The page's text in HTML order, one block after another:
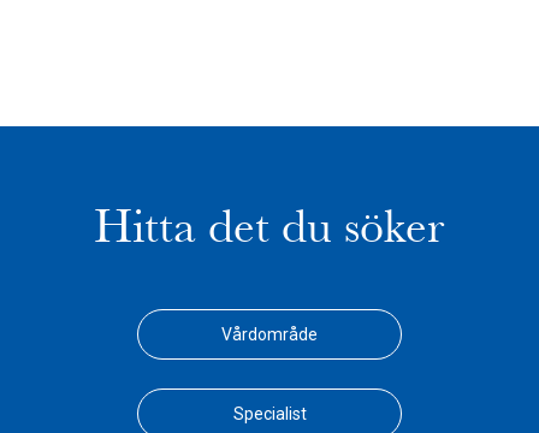
Hitta det du söker
Vårdområde
Specialist